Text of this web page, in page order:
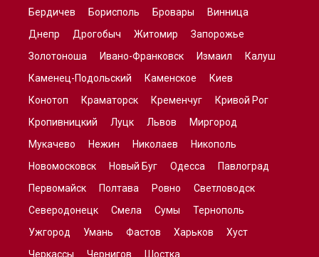
Бердичев
Борисполь Бровары
Винница
Днепр
Дрогобыч Житомир
Запорожье
Золотоноша
Ивано-Франковск Измаил
Калуш
Каменец-Подольский
Каменское
Киев
Конотоп
Краматорск Кременчуг
Кривой Рог
Кропивницкий
Луцк Львов
Миргород
Мукачево
Нежин Николаев
Никополь
Новомосковск
Новый Буг Одесса
Павлоград
Первомайск
Полтава Ровно
Светловодск
Северодонецк
Смела Сумы
Тернополь
Ужгород
Умань Фастов Харьков
Хуст
Черкассы
Чернигов Шостка